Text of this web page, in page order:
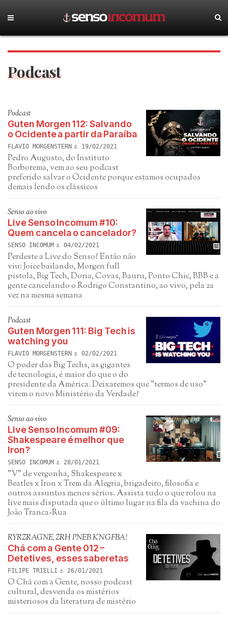
Podcast
Podcast
Guten Morgen 112: Salvando
o Ocidente a partir da Paraíba
FLAVIO MORGENSTERN 19/02/2021
Pedro Augusto, do Instituto
Borborema, vem ao seu podcast
preferido salvar o Ocidente porque estamos ocupados
demais lendo os clássicos
Senso ao vivo
Live Senso Incomum #10:
Quem cancela o cancelador?
SENSO INCOMUM 04/02/2021
Perdeste a Live do Senso? Então não
viu: Joice bailando, Morgen full
pistola, Big Tech, Doria, Covas, Bauru, Ponto Chic, BBB e a
gente cancelando o Rodrigo Constantino, ao vivo, pela 2a
vez na mesma semana
Podcast
Guten Morgen 111: Big Tech is
watching you
FLAVIO MORGENSTERN 02/02/2021
O poder das Big Techs, as gigantes
de tecnologia, é maior do que o do
presidente da América. Deixaremos que "termos de uso"
virem o novo Ministério da Verdade?
Senso ao vivo
Live Senso Incomum #09:
Shakespeare é melhor que
Iron?
SENSO INCOMUM 28/01/2021
"V" de vergonha, Shakespeare x
Beatles x Iron x Trem da Alegria, brigadeiro, filosofia e
outros assuntos menos sérios. Assista tudo o que rolou na
live mais disputada que o último lugar na fila da vachina do
João Tranca-Rua
RYRZRAGNE, ZRH PNEB KNGFBA!
Chá com a Gente 012 –
Detetives, esses saberetas
FILIPE TRIELLI 26/01/2021
O Chá com a Gente, nosso podcast
cultural, desvenda os mistérios
misteriosos da literatura de mistério